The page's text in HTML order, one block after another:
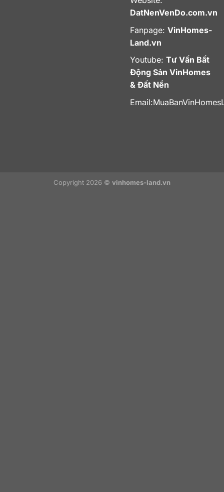
DatNenVenDo.com.vn
Fanpage: VinHomes-
Land.vn
Youtube: Tư Vấn Bất
Động Sản VinHomes
& Đất Nền
Email:
Copyright 2026 © vinhomes-land.vn